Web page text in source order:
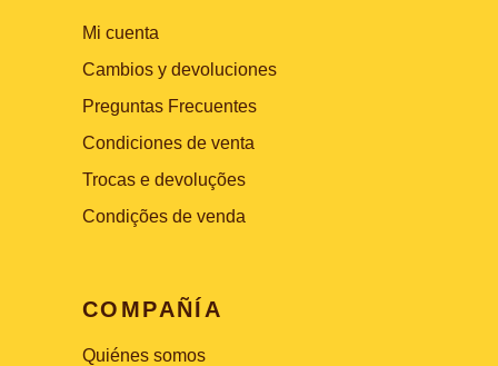
Mi cuenta
Cambios y devoluciones
Preguntas Frecuentes
Condiciones de venta
Trocas e devoluções
Condições de venda
COMPAÑÍA
Quiénes somos